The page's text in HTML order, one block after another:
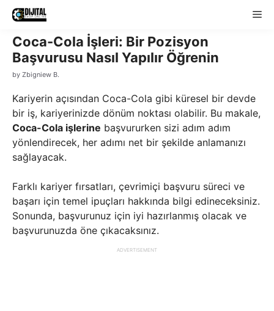
Skip
content
Coca-Cola İşleri: Bir Pozisyon
Başvurusu Nasıl Yapılır Öğrenin
by Zbigniew B.
Kariyerin açısından Coca-Cola gibi küresel bir devde
bir iş, kariyerinizde dönüm noktası olabilir. Bu makale,
Coca-Cola işlerine başvururken sizi adım adım
yönlendirecek, her adımı net bir şekilde anlamanızı
sağlayacak.
Farklı kariyer fırsatları, çevrimiçi başvuru süreci ve
başarı için temel ipuçları hakkında bilgi edineceksiniz.
Sonunda, başvurunuz için iyi hazırlanmış olacak ve
başvurunuzda öne çıkacaksınız.
ADVERTISEMENT